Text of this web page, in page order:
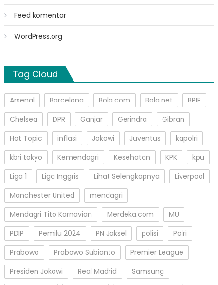
Feed komentar
WordPress.org
Tag Cloud
Arsenal Barcelona Bola.com Bola.net
BPIP
Chelsea
DPR Ganjar Gerindra
Gibran
Hot Topic
inflasi Jokowi Juventus
kapolri
kbri tokyo
Kemendagri Kesehatan KPK
kpu
Liga 1
Liga Inggris Lihat Selengkapnya
Liverpool
Manchester United
mendagri
Mendagri Tito Karnavian
Merdeka.com
MU
PDIP
Pemilu 2024 PN Jaksel polisi
Polri
Prabowo
Prabowo Subianto
Premier League
Presiden Jokowi
Real Madrid
Samsung